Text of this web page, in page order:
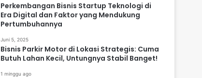
Perkembangan Bisnis Startup Teknologi di
Era Digital dan Faktor yang Mendukung
Pertumbuhannya
Juni 5, 2025
Bisnis Parkir Motor di Lokasi Strategis: Cuma
Butuh Lahan Kecil, Untungnya Stabil Banget!
1 minggu ago